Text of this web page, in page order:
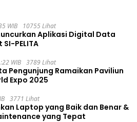
WIB 10755 Lihat
Aplikasi Digital Data
PELITA
WIB 3789 Lihat
Pengunjung Ramaikan Paviliun
Expo 2025
3771 Lihat
Laptop yang Baik dan Benar &
yang Tepat